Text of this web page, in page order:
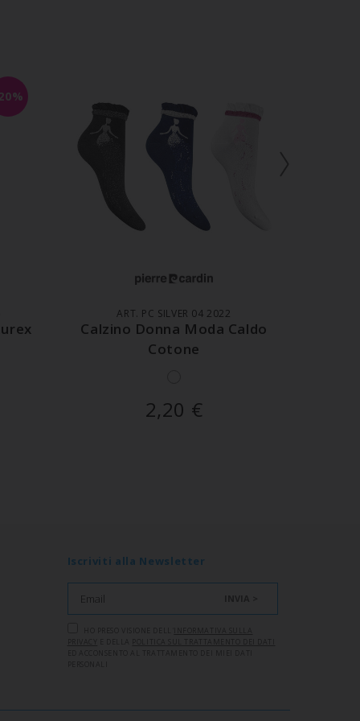
AGGIUNGI AL CARRELLO
ART. PC SILVER 04 2022
Calzino Donna Moda Caldo
Cotone
2,20 €
Iscriviti alla Newsletter